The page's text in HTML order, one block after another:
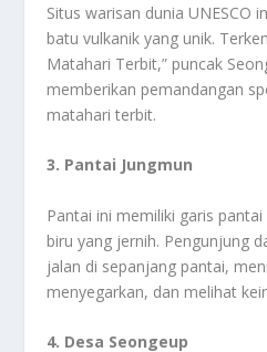
Situs warisan dunia UNESCO
batu vulkanik yang unik.
Matahari Terbit,” puncak
memberikan pemandangan
matahari terbit.
3. Pantai Jungmun
Pantai ini memiliki garis
biru yang jernih. Pengunjung
jalan di sepanjang pantai,
menyegarkan, dan melihat
4. Desa Seongeup